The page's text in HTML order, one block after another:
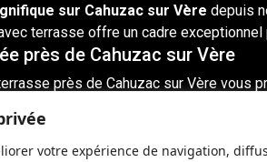
votre expérience de navigation,
sur Cahuzac sur Vère depuis
terrasse offre un cadre
près de Cahuzac sur Vère
près de Cahuzac sur Vère vous
dès maintenant
de dîner sur notre magnifique